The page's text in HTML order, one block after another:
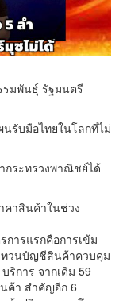
รมพันธุ์ รัฐมนตรี
นรับมือไทยในโลกที่ไม่
กระทรวงพาณิชย์ได้
คาสินค้าในช่วง
ารแรกคือการเข้ม
ทวนบัญชีสินค้าควบคุม
การ จากเดิม 59
ค้า สําคัญอีก 6